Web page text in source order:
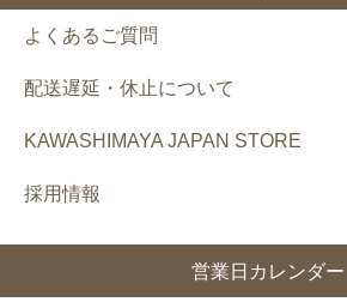
よくあるご質問
配送遅延・休止について
KAWASHIMAYA JAPAN STORE
採用情報
営業日カレンダー